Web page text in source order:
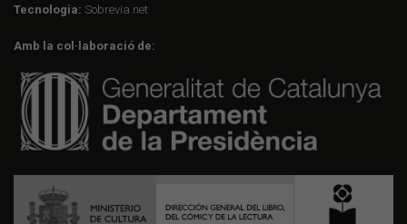
Tecnologia: Sobrevia.net
Amb la col·laboració de: